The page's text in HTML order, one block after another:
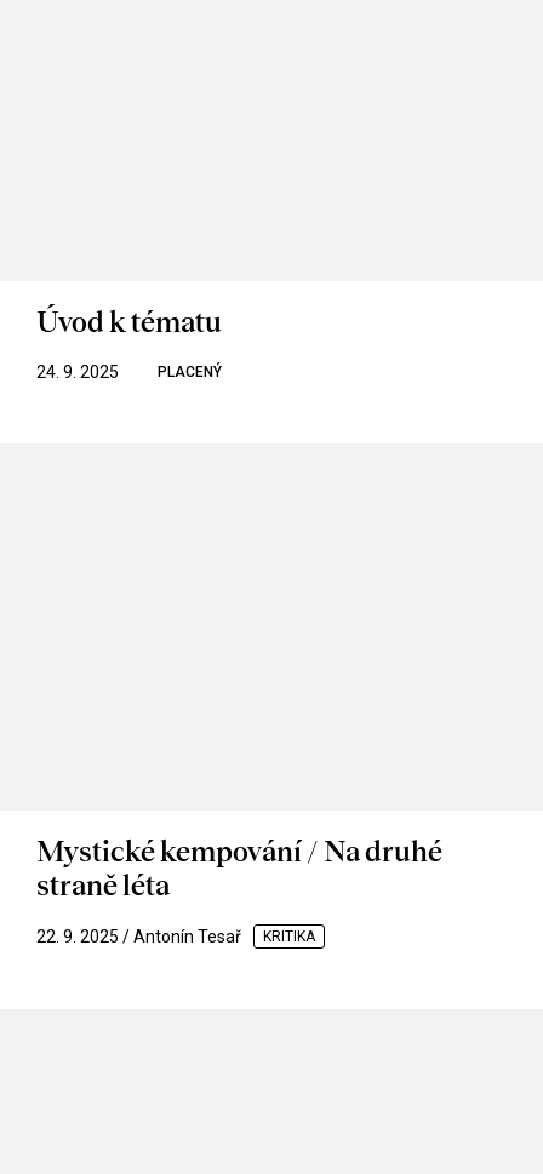
Úvod k tématu
24. 9. 2025 PLACENÝ
Mystické kempování / Na druhé
straně léta
22. 9. 2025 / Antonín Tesař KRITIKA